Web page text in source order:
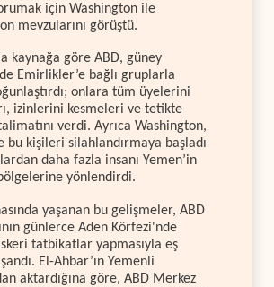
için Washington ile
mevzularını görüştü.
kaynağa göre ABD, güney
Emirlikler’e bağlı gruplarla
onlara tüm üyelerini
izinlerini kesmeleri ve tetikte
verdi. Ayrıca Washington,
bu kişileri silahlandırmaya başladı
daha fazla insanı Yemen’in
bölgelerine yönlendirdi.
yaşanan bu gelişmeler, ABD
günlerce Aden Körfezi'nde
tatbikatlar yapmasıyla eş
El-Ahbar’ın Yemenli
aktardığına göre, ABD Merkez